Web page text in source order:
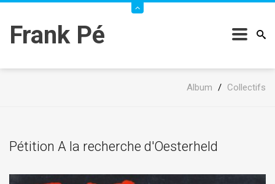
Frank Pé
Album / Collectifs
Pétition A la recherche d'Oesterheld